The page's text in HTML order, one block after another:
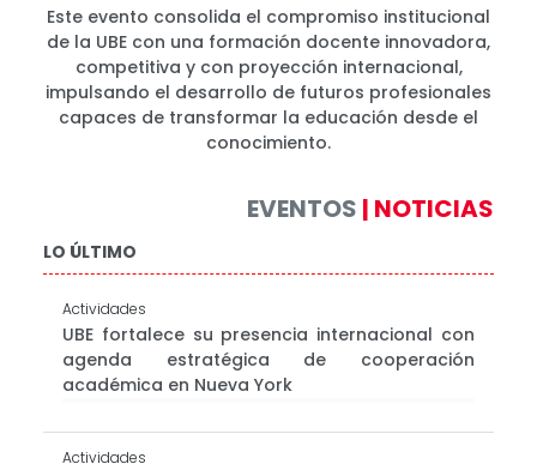
Este evento consolida el compromiso institucional
de la UBE con una formación docente innovadora,
competitiva y con proyección internacional,
impulsando el desarrollo de futuros profesionales
capaces de transformar la educación desde el
conocimiento.
EVENTOS | NOTICIAS
LO ÚLTIMO
Actividades
UBE fortalece su presencia internacional con
agenda estratégica de cooperación
académica en Nueva York
Actividades